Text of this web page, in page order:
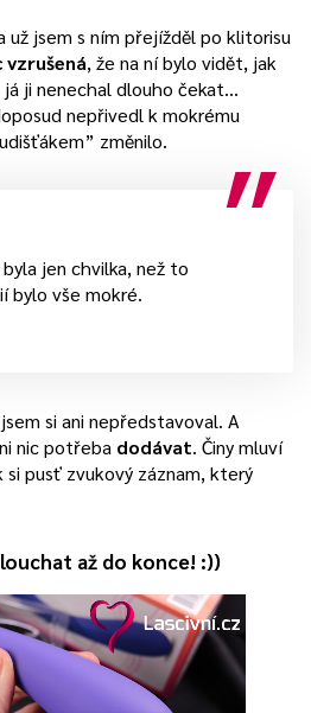
už jsem s ním přejížděl po klitorisu
vzrušená, že na ní bylo vidět, jak
ji nenechal dlouho čekat…
nepřivedl k mokrému
změnilo.
jen chvilka, než to
bylo vše mokré.
si ani nepředstavoval. A
nic potřeba dodávat. Činy mluví
pusť zvukový záznam, který
až do konce! :))